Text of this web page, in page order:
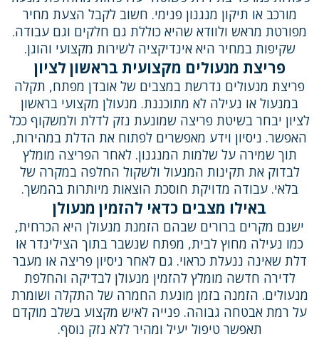
מורכב או תיקון מנגנון פנימי. חשוב לקבל הצעת מחיר
מפורטת מראש ולוודא שהיא כוללת גם חלקים וגם עבודה.
שקיפות במחיר היא אינדיקציה לשירות מקצועי והוגן.
פריצת מנעולים מקצועית בראשון לציון
פריצת מנעולים נדרשת במצבים של אובדן מפתח, תקלה
במנעול או נעילה לא מתוכננת. מנעולן מקצועי בראשון
לציון יבחר בשיטת פריצה שמונעת נזק לדלת ולמשקוף ככל
האפשר. ניסיון וידע מאפשרים לפתוח את הדלת במהירות,
תוך שמירה על שלמות המנגנון. לאחר הפריצה מומלץ
לבדוק את תקינות המנעול ולשקול החלפה במקרה של
בלאי. עבודה מדויקת חוסכת הוצאות מיותרות בהמשך.
באילו מצבים כדאי להזמין מנעולן
ישנם מקרים ברורים שבהם הזמנת מנעולן היא הכרחית,
כמו נעילה מחוץ לבית, מפתח שנשבר בתוך הצילינדר או
דלת שאינה ננעלת כראוי. גם לאחר ניסיון פריצה או מעבר
לדירה חדשה מומלץ להזמין מנעולן לבדיקה והחלפת
מנעולים. הזמנה בזמן מונעת החמרה של התקלה ושומרת
על רמת אבטחה גבוהה. פנייה לאיש מקצוע בשלב מוקדם
תאפשר טיפול יעיל ומהיר ללא נזק נוסף.